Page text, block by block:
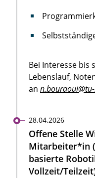
Bei Interesse bis
Lebenslauf,
an
28.04.2026
Offene Stelle
Mitarbeiter*in
basierte
Vollzeit/